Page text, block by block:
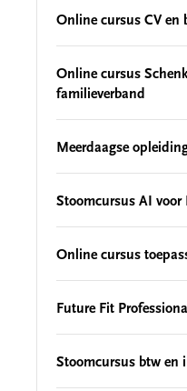
Online cursus CV en
Online cursus
familieverband
Meerdaagse
Stoomcursus AI voor
Online cursus
Future Fit
Stoomcursus btw en